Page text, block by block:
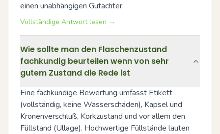
einen unabhängigen Gutachter.
Vollständige Antwort lesen →
Wie sollte man den Flaschenzustand
fachkundig beurteilen wenn von sehr
gutem Zustand die Rede ist
Eine fachkundige Bewertung umfasst Etikett
(vollständig, keine Wasserschäden), Kapsel und
Kronenverschluß, Korkzustand und vor allem den
Füllstand (Ullage). Hochwertige Füllstände lauten